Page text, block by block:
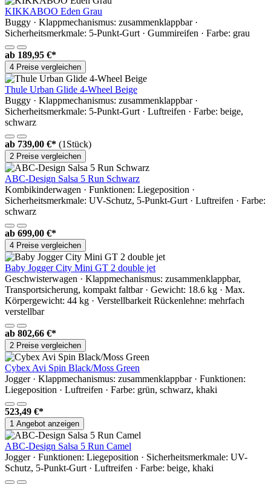
KIKKABOO Eden Grau
Buggy · Klappmechanismus: zusammenklappbar ·
Sicherheitsmerkmale: 5-Punkt-Gurt · Gummireifen · Farbe: grau
ab 189,95 €*
4 Preise vergleichen
Thule Urban Glide 4-Wheel Beige
Buggy · Klappmechanismus: zusammenklappbar ·
Sicherheitsmerkmale: 5-Punkt-Gurt · Luftreifen · Farbe: beige,
schwarz
ab 739,00 €* (1Stück)
2 Preise vergleichen
ABC-Design Salsa 5 Run Schwarz
Kombikinderwagen · Funktionen: Liegeposition ·
Sicherheitsmerkmale: UV-Schutz, 5-Punkt-Gurt · Luftreifen · Farbe:
schwarz
ab 699,00 €*
4 Preise vergleichen
Baby Jogger City Mini GT 2 double jet
Geschwisterwagen · Klappmechanismus: zusammenklappbar,
Transportsicherung, kompakt faltbar · Gewicht: 18.6 kg · Max.
Körpergewicht: 44 kg · Verstellbarkeit Rückenlehne: mehrfach
verstellbar
ab 802,66 €*
2 Preise vergleichen
Cybex Avi Spin Black/Moss Green
Jogger · Klappmechanismus: zusammenklappbar · Funktionen:
Liegeposition · Luftreifen · Farbe: grün, schwarz, khaki
523,49 €*
1 Angebot anzeigen
ABC-Design Salsa 5 Run Camel
Jogger · Funktionen: Liegeposition · Sicherheitsmerkmale: UV-
Schutz, 5-Punkt-Gurt · Luftreifen · Farbe: beige, khaki